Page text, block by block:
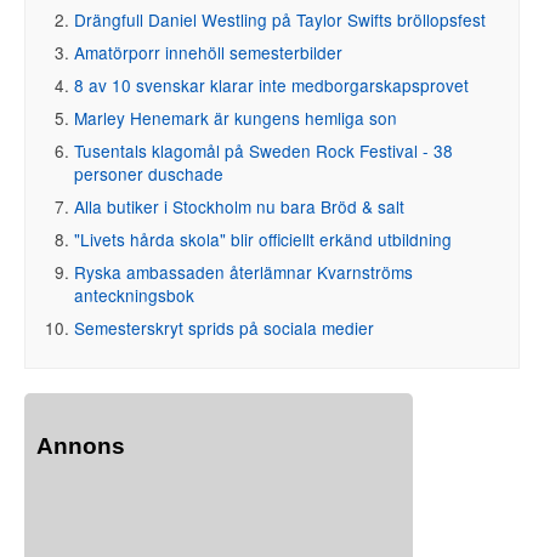
Drängfull Daniel Westling på Taylor Swifts bröllopsfest
Amatörporr innehöll semesterbilder
8 av 10 svenskar klarar inte medborgarskapsprovet
Marley Henemark är kungens hemliga son
Tusentals klagomål på Sweden Rock Festival - 38
personer duschade
Alla butiker i Stockholm nu bara Bröd & salt
"Livets hårda skola" blir officiellt erkänd utbildning
Ryska ambassaden återlämnar Kvarnströms
anteckningsbok
Semesterskryt sprids på sociala medier
Annons